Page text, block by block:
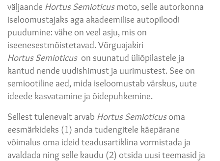
väljaande Hortus Semioticusmoto, selle autorkonna
iseloomustajaks aga akadeemilise autopiloodi
puudumine: vähe on veel asju, mis on
iseenesestmõistetavad. Võrguajakiri
Hortus Semioticus on suunatud üliõpilastele ja
kantud nende uudishimust ja uurimustest. See on
semiootiline aed, mida iseloomustab värskus, uute
ideede kasvatamine ja õidepuhkemine.
Sellest tulenevalt arvab HortusSemioticusoma
eesmärkideks (1) anda tudengitele käepärane
võimalus oma ideid teadusartiklina vormistada ja
avaldada ning selle kaudu (2) otsida uusi teemasid ja